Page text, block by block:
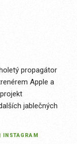
propagátor
Apple a
jablečných
INSTAGRAM